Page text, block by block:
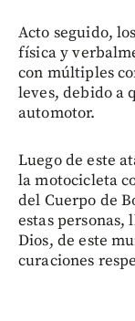
Acto seguido,
física y
con múltiples
leves, debido a
automotor.
Luego de este
la motocicleta
del Cuerpo de
estas personas,
Dios, de este
curaciones